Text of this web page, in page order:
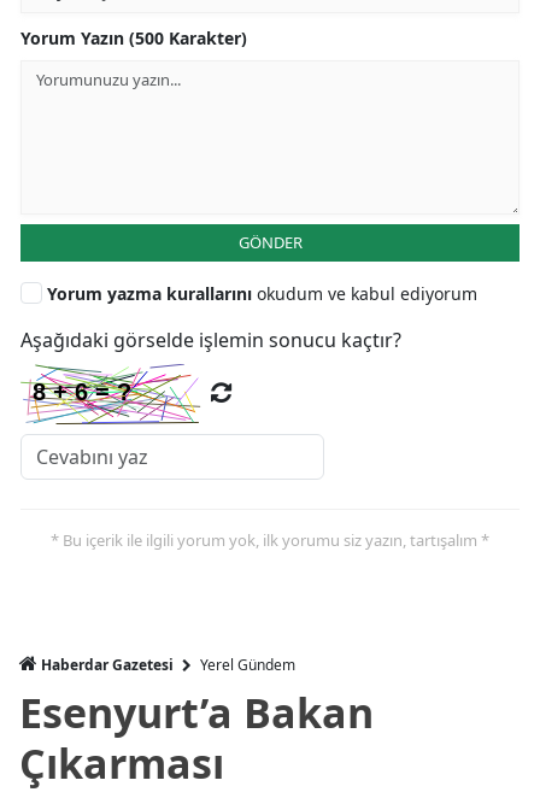
Yorum Yazın (500 Karakter)
GÖNDER
Yorum yazma kurallarını okudum ve kabul ediyorum
Aşağıdaki görselde işlemin sonucu kaçtır?
* Bu içerik ile ilgili yorum yok, ilk yorumu siz yazın, tartışalım *
Haberdar Gazetesi Yerel Gündem
Esenyurt’a Bakan
Çıkarması